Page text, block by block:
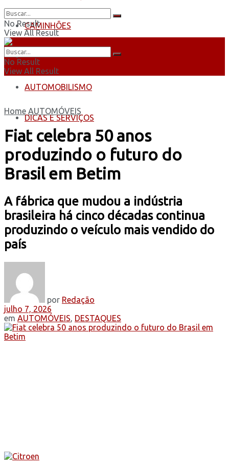
CAMINHÕES
ÔNIBUS
AUTOMOBILISMO
DICAS E SERVIÇOS
No Result
View All Result
No Result
View All Result
Home AUTOMÓVEIS
Fiat celebra 50 anos
produzindo o futuro do
Brasil em Betim
A fábrica que mudou a indústria
brasileira há cinco décadas continua
produzindo o veículo mais vendido do
país
por Redação
julho 7, 2026
em AUTOMÓVEIS, DESTAQUES